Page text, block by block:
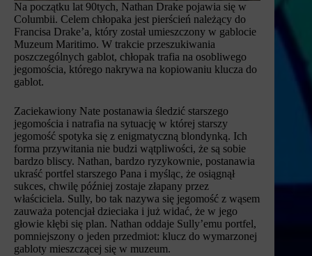
Na początku lat 90tych, Nathan Drake pojawia się w
Columbii. Celem chłopaka jest pierścień należący do
Francisa Drake’a, który został umieszczony w gablocie
Muzeum Maritimo. W trakcie przeszukiwania
poszczególnych gablot, chłopak trafia na osobliwego
jegomościa, którego nakrywa na kopiowaniu klucza do
gablot.
Zaciekawiony Nate postanawia śledzić starszego
jegomościa i natrafia na sytuację w której starszy
jegomość spotyka się z enigmatyczną blondynką. Ich
forma przywitania nie budzi wątpliwości, że są sobie
bardzo bliscy. Nathan, bardzo ryzykownie, postanawia
ukraść portfel starszego Pana i myśląc, że osiągnął
sukces, chwilę później zostaje złapany przez
właściciela. Sully, bo tak nazywa się jegomość z wąsem
zauważa potencjał dzieciaka i już widać, że w jego
głowie kłębi się plan. Nathan oddaje Sully’emu portfel,
pomniejszony o jeden przedmiot: klucz do wymarzonej
gabloty mieszczącej się w muzeum.